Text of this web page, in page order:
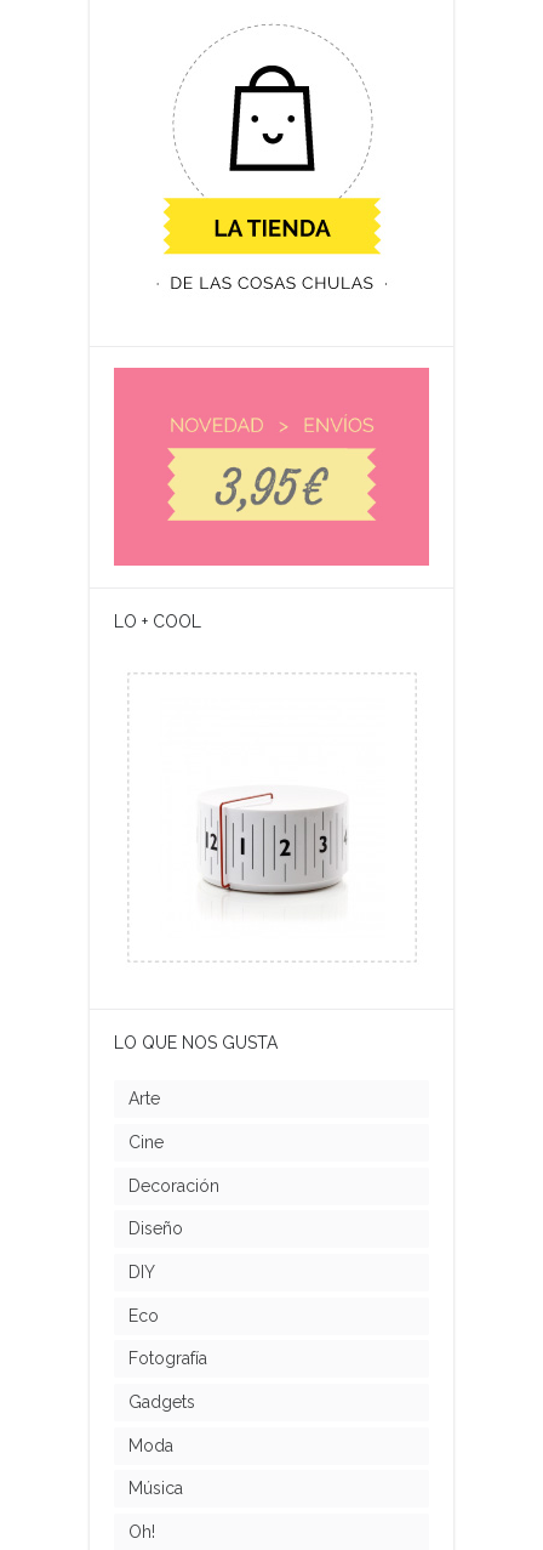
LO + COOL
LO QUE NOS GUSTA
Arte
Cine
Decoración
Diseño
DIY
Eco
Fotografía
Gadgets
Moda
Música
Oh!